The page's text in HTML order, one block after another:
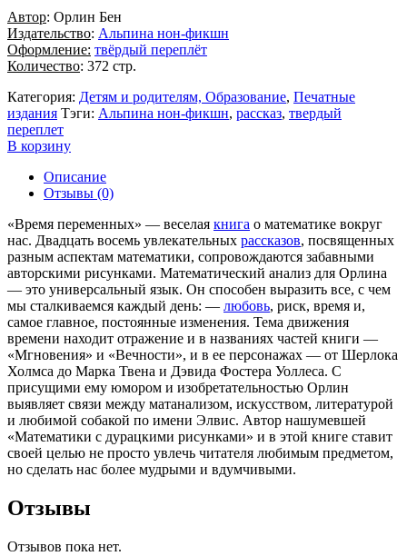
Автор: Орлин Бен
Издательство: Альпина нон-фикшн
Оформление: твёрдый переплёт
Количество: 372 стр.
Категория: Детям и родителям, Образование, Печатные
издания Тэги: Альпина нон-фикшн, рассказ, твердый
переплет
В корзину
Описание
Отзывы (0)
«Время переменных» — веселая книга о математике вокруг
нас. Двадцать восемь увлекательных рассказов, посвященных
разным аспектам математики, сопровождаются забавными
авторскими рисунками. Математический анализ для Орлина
— это универсальный язык. Он способен выразить все, с чем
мы сталкиваемся каждый день: — любовь, риск, время и,
самое главное, постоянные изменения. Тема движения
времени находит отражение и в названиях частей книги —
«Мгновения» и «Вечности», и в ее персонажах — от Шерлока
Холмса до Марка Твена и Дэвида Фостера Уоллеса. С
присущими ему юмором и изобретательностью Орлин
выявляет связи между матанализом, искусством, литературой
и любимой собакой по имени Элвис. Автор нашумевшей
«Математики с дурацкими рисунками» и в этой книге ставит
своей целью не просто увлечь читателя любимым предметом,
но сделать нас более мудрыми и вдумчивыми.
Отзывы
Отзывов пока нет.